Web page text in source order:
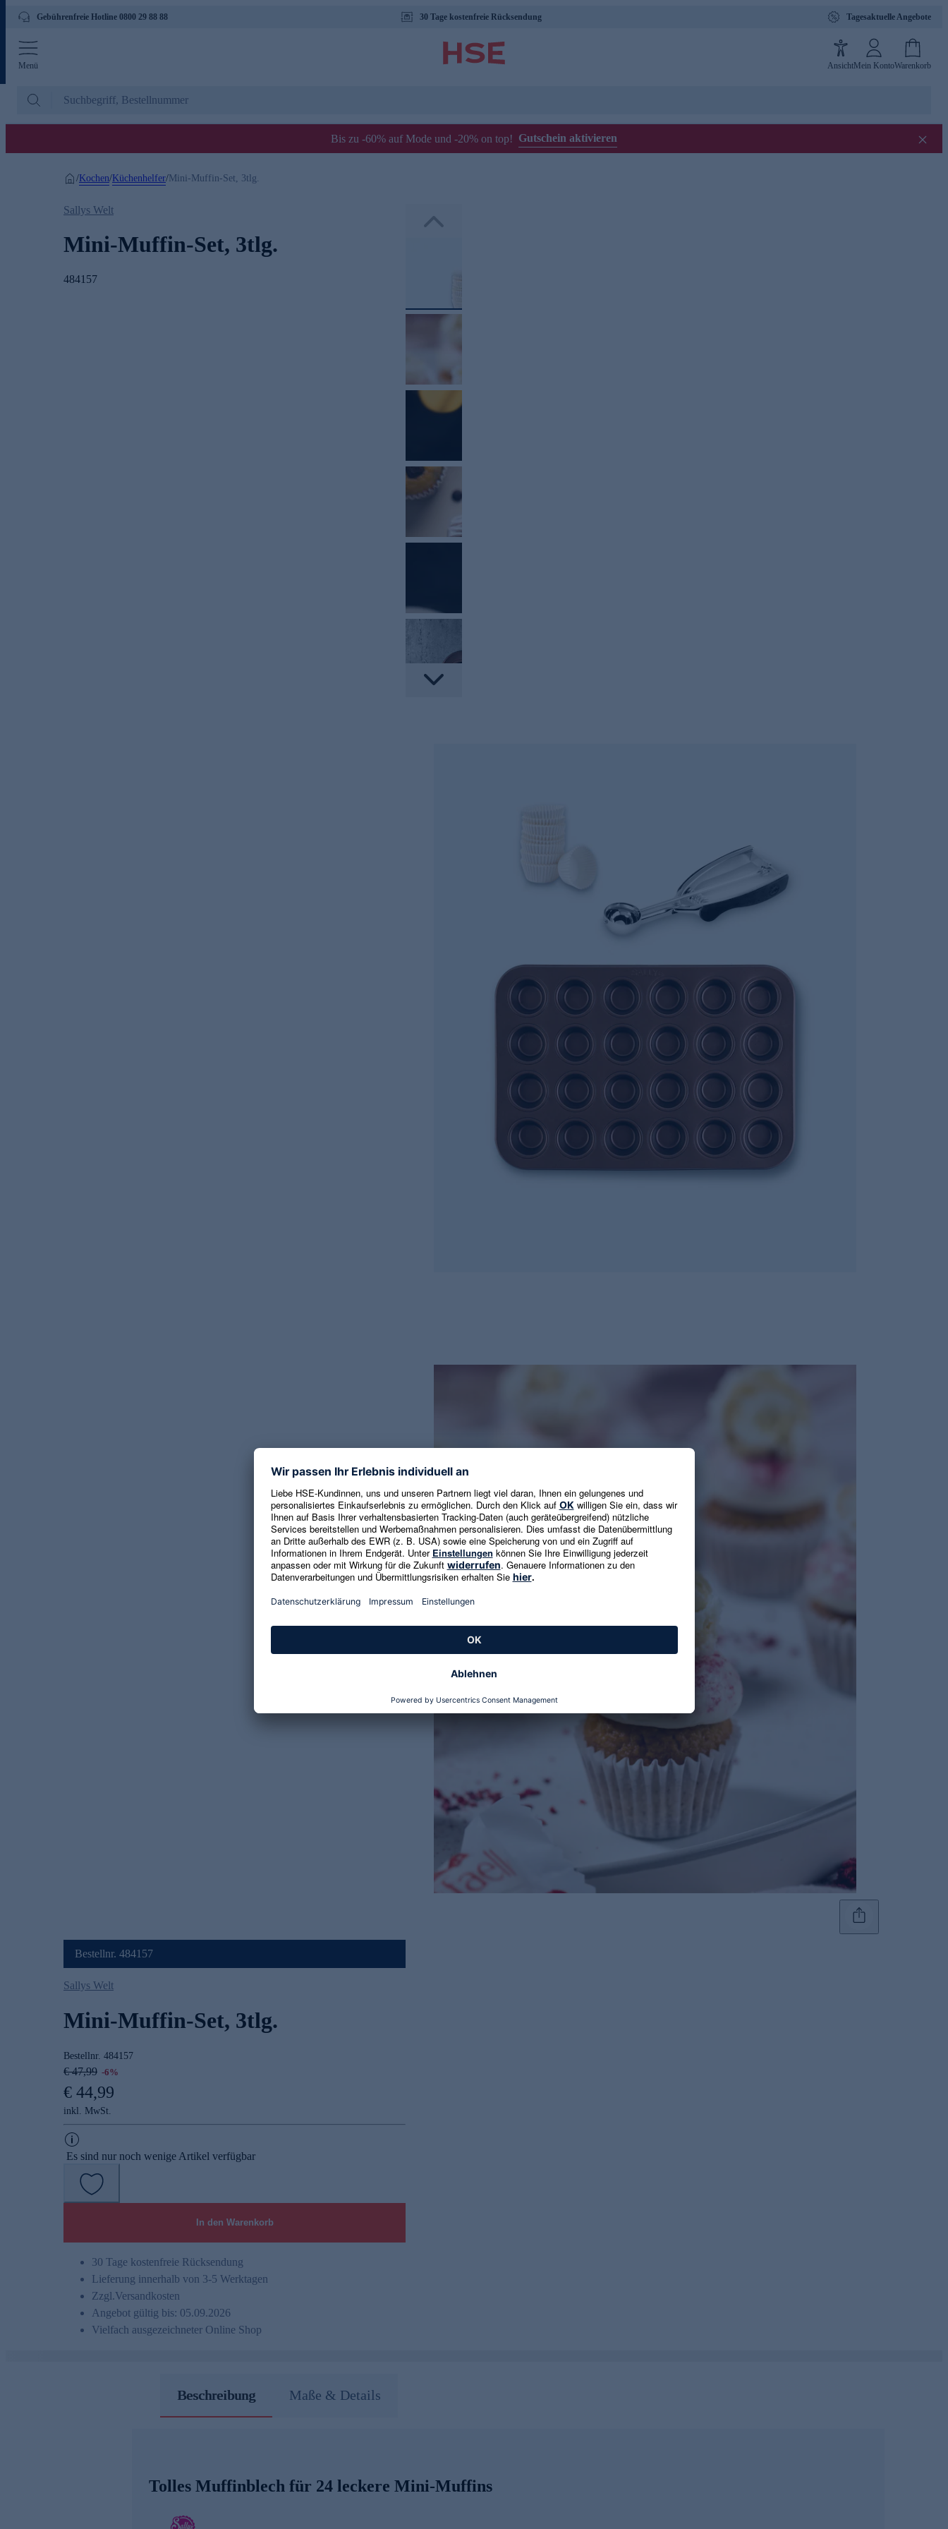
Gebührenfreie Hotline 0800 29 88 88 30 Tage kostenfreie Rücksendung Tagesaktuelle Angebote
Menü AnsichtMein KontoWarenkorb
Bis zu -60% auf Mode und -20% on top! Gutschein aktivieren
/Kochen/Küchenhelfer/Mini-Muffin-Set, 3tlg.
Sallys Welt
Mini-Muffin-Set, 3tlg.
484157
Bestellnr. 484157
Sallys Welt
Mini-Muffin-Set, 3tlg.
Bestellnr. 484157
€ 47,99 -6%
€ 44,99
inkl. MwSt.
Es sind nur noch wenige Artikel verfügbar
In den Warenkorb
30 Tage kostenfreie Rücksendung
Lieferung innerhalb von 3-5 Werktagen
Zzgl.Versandkosten
Angebot gültig bis: 05.09.2026
Vielfach ausgezeichneter Online Shop
Beschreibung Maße & Details
Tolles Muffinblech für 24 leckere Mini-Muffins